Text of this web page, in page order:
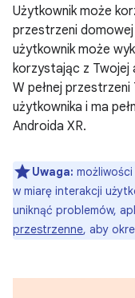
Użytkownik może
przestrzeni
użytkownik może
korzystając z Twojej
W pełnej
użytkownika i ma
Androida XR.
Uwaga:
w miarę interakcji
uniknąć problemów,
przestrzenne, aby